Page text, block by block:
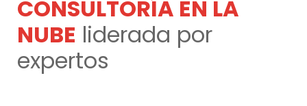
CONSULTORÍA EN LA
NUBE liderada por
expertos